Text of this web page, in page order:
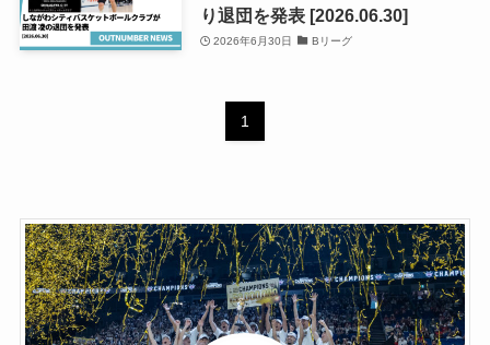
り退団を発表 [2026.06.30]
2026年6月30日 Bリーグ
1